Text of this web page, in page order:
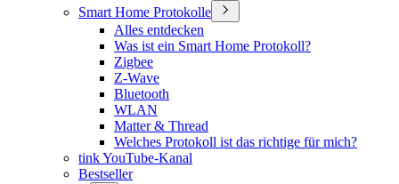
Smart Home Protokolle
Alles entdecken
Was ist ein Smart Home Protokoll?
Zigbee
Z-Wave
Bluetooth
WLAN
Matter & Thread
Welches Protokoll ist das richtige für mich?
tink YouTube-Kanal
Bestseller